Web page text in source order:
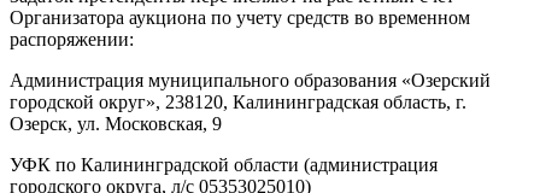
Организатора аукциона по учету средств во временном
распоряжении:
Администрация муниципального образования «Озерский
городской округ», 238120, Калининградская область, г.
Озерск, ул. Московская, 9
УФК по Калининградской области (администрация
городского округа, л/с 05353025010)